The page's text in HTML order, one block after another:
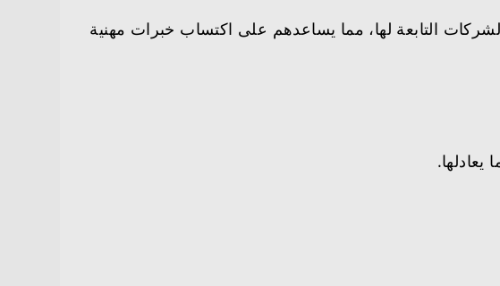
التابعة لها، مما يساعدهم على اكتساب خبرات مهنية
يعادلها.